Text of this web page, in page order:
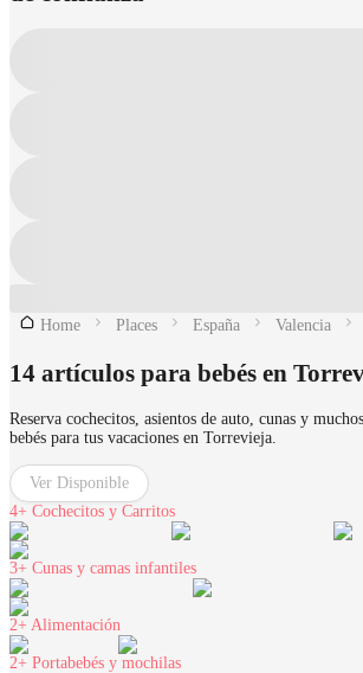
Home Places España Valencia
14 artículos para bebés en
Reserva cochecitos, asientos de auto, cunas y
bebés para tus vacaciones en Torrevieja.
Ver Disponible
4+ Cochecitos y Carritos
3+ Cunas y camas infantiles
2+ Alimentación
2+ Portabebés y mochilas